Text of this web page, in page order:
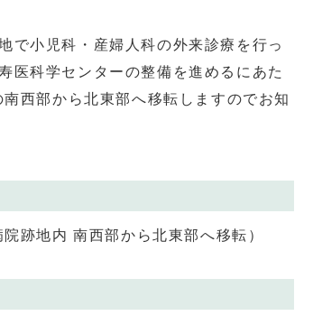
小児科・産婦人科の外来診療を行っ
医科学センターの整備を進めるにあた
西部から北東部へ移転しますのでお知
院跡地内 南西部から北東部へ移転）